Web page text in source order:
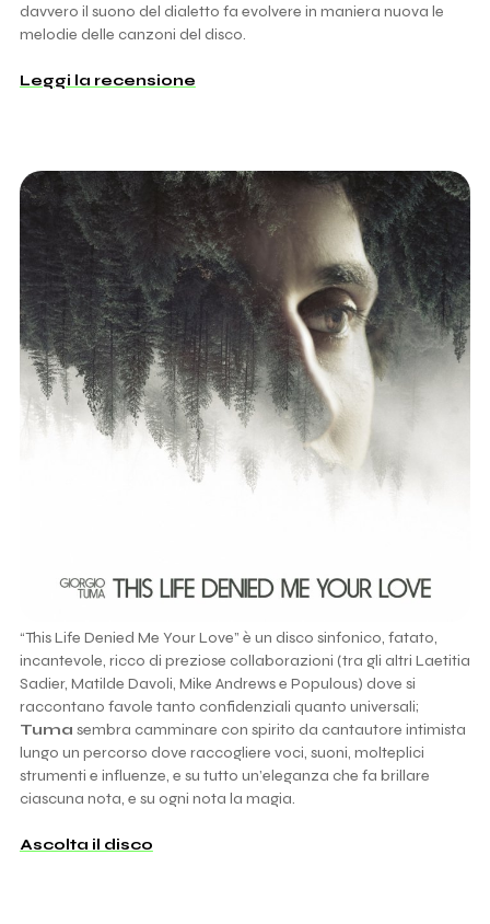
davvero il suono del dialetto fa evolvere in maniera nuova le
melodie delle canzoni del disco.
Leggi la recensione
“This Life Denied Me Your Love” è un disco sinfonico, fatato,
incantevole, ricco di preziose collaborazioni (tra gli altri Laetitia
Sadier, Matilde Davoli, Mike Andrews e Populous) dove si
raccontano favole tanto confidenziali quanto universali;
Tuma sembra camminare con spirito da cantautore intimista
lungo un percorso dove raccogliere voci, suoni, molteplici
strumenti e influenze, e su tutto un’eleganza che fa brillare
ciascuna nota, e su ogni nota la magia.
Ascolta il disco